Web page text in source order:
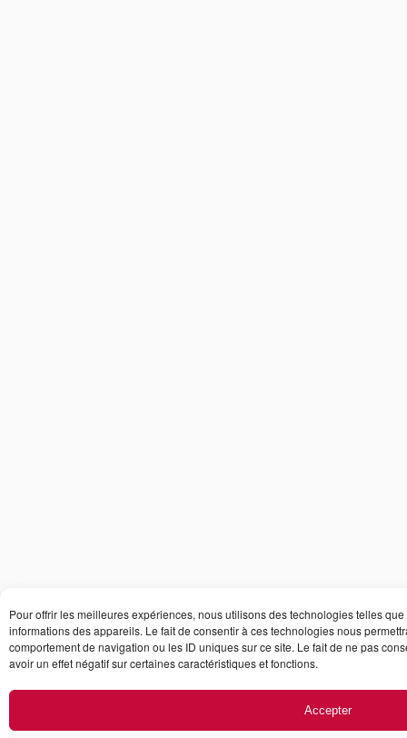
Pour offrir les meilleures expériences, nous utilisons des technologies telles
informations des appareils. Le fait de consentir à ces technologies nous
comportement de navigation ou les ID uniques sur ce site. Le fait de ne pas
avoir un effet négatif sur certaines caractéristiques et fonctions.
Accepter